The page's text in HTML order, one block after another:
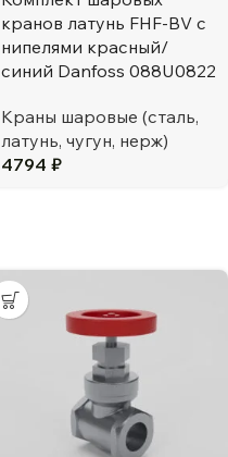
кранов латунь FHF-BV с
нипелями красный/
синий Danfoss 088U0822
Краны шаровые (сталь,
латунь, чугун, нерж)
4794 ₽